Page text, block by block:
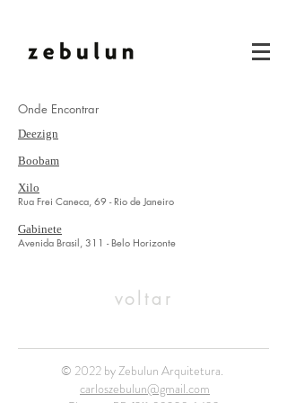
Onde Encontrar
Deezign
Boobam
Xilo
Rua Frei Caneca, 69 - Rio de Janeiro
Gabinete
Avenida Brasil, 311 - Belo Horizonte
voltar
© 2022 by Zebulun Arquitetura.
carloszebulun@gmail.com